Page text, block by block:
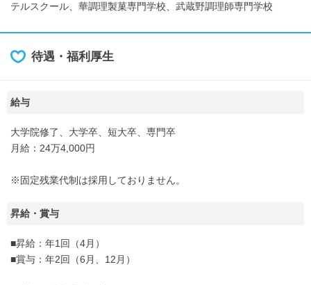
テルスクール、華調理製菓専門学校、武蔵野調理師専門学校
待遇・福利厚生
給与
大学院修了、大学卒、短大卒、専門卒
月給：24万4,000円
※固定残業代制は採用しておりません。
昇給・賞与
■昇給：年1回（4月）
■賞与：年2回（6月、12月）